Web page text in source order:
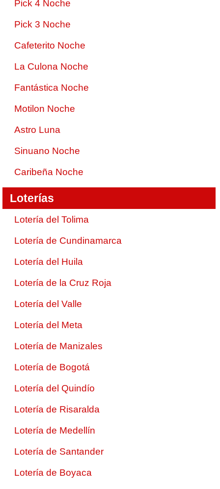
Pick 4 Noche
Pick 3 Noche
Cafeterito Noche
La Culona Noche
Fantástica Noche
Motilon Noche
Astro Luna
Sinuano Noche
Caribeña Noche
Loterías
Lotería del Tolima
Lotería de Cundinamarca
Lotería del Huila
Lotería de la Cruz Roja
Lotería del Valle
Lotería del Meta
Lotería de Manizales
Lotería de Bogotá
Lotería del Quindío
Lotería de Risaralda
Lotería de Medellín
Lotería de Santander
Lotería de Boyaca